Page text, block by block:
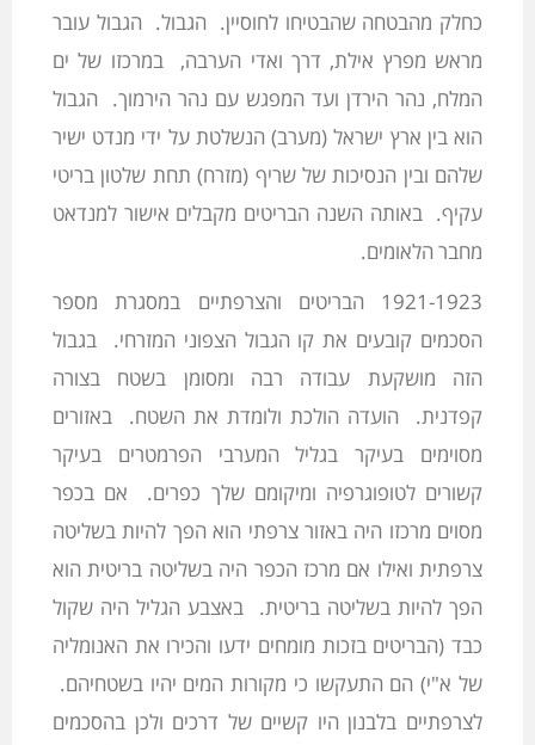
כחלק מהבטחה שהבטיחו לחוסיין. הגבול. הגבול עובר
מראש מפרץ אילת, דרך ואדי הערבה, במרכזו של ים
המלח, נהר הירדן ועד המפגש עם נהר הירמוך. הגבול
הוא בין ארץ ישראל (מערב) הנשלטת על ידי מנדט ישיר
שלהם ובין הנסיכות של שריף (מזרח) תחת שלטון בריטי
עקיף. באותה השנה הבריטים מקבלים אישור למנדאט
מחבר הלאומים.
1921-1923 הבריטים והצרפתיים במסגרת מספר
הסכמים קובעים את קו הגבול הצפוני המזרחי. בגבול
הזה מושקעת עבודה רבה ומסומן בשטח בצורה
קפדנית. הועדה הולכת ולומדת את השטח. באזורים
מסוימים בעיקר בגליל המערבי הפרמטרים בעיקר
קשורים לטופוגרפיה ומיקומם שלך כפרים. אם בכפר
מסוים מרכזו היה באזור צרפתי הוא הפך להיות בשליטה
צרפתית ואילו אם מרכז הכפר היה בשליטה בריטית הוא
הפך להיות בשליטה בריטית. באצבע הגליל היה שקול
כבד (הבריטים בזכות מומחים ידעו והכירו את האנומליה
של א"י) הם התעקשו כי מקורות המים יהיו בשטחיהם.
לצרפתיים בלבנון היו קשיים של דרכים ולכן בהסכמים